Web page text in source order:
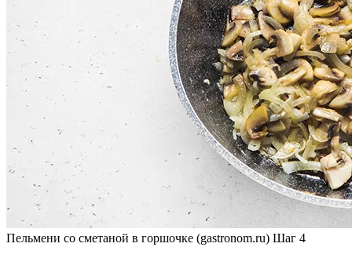
Пельмени со сметаной в горшочке (gastronom.ru) Шаг 4